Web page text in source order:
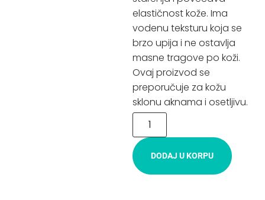
elastičnost kože. Ima
vodenu teksturu koja se
brzo upija i ne ostavlja
masne tragove po koži.
Ovaj proizvod se
preporučuje za kožu
sklonu aknama i osetljivu.
DODAJ U KORPU